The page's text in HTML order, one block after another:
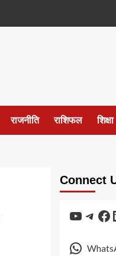
राजनीति राशिफल शिक्षा
Connect